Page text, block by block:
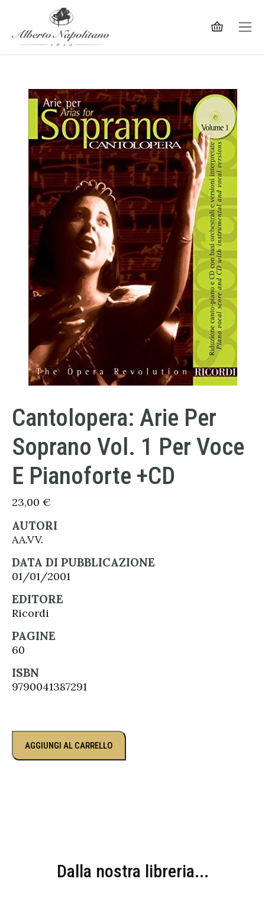
Cantolopera: Arie Per
Soprano Vol. 1 Per Voce
E Pianoforte +CD
23,00 €
AUTORI
AA.VV.
DATA DI PUBBLICAZIONE
01/01/2001
EDITORE
Ricordi
PAGINE
60
ISBN
9790041387291
AGGIUNGI AL CARRELLO
Dalla nostra libreria...